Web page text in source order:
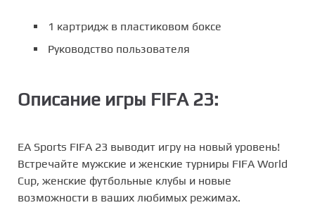
1 картридж в пластиковом боксе
Руководство пользователя
Описание игры FIFA 23:
EA Sports FIFA 23 выводит игру на новый уровень!
Встречайте мужские и женские турниры FIFA World
Cup, женские футбольные клубы и новые
возможности в ваших любимых режимах.